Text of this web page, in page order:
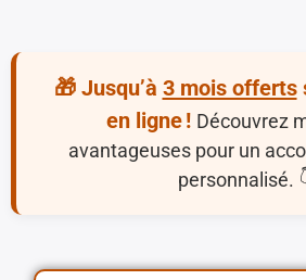
🎁 Jusqu’à 3 mois offerts
en ligne ! Découvrez
avantageuses pour un
personnalisé.